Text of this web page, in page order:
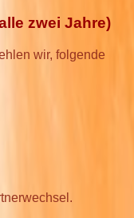
zwei Jahre)
wir, folgende